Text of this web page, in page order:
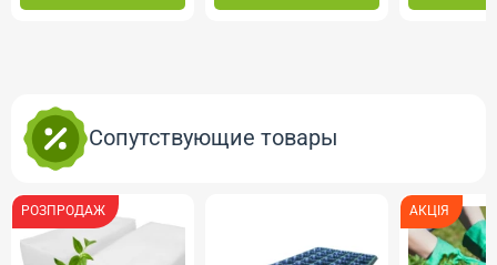
Сопутствующие товары
РОЗПРОДАЖ АКЦІЯ